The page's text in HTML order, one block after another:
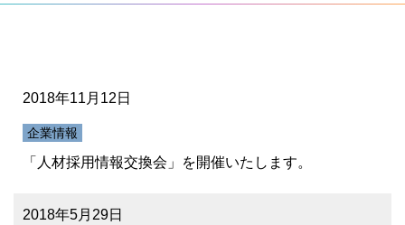
2018年11月12日
企業情報
「人材採用情報交換会」を開催いたします。
2018年5月29日